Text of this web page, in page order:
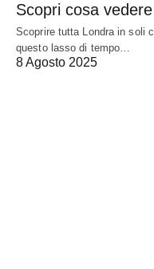
Scopri cosa
Scoprire tutta Londra in soli
questo lasso di tempo…
8 Agosto 2025